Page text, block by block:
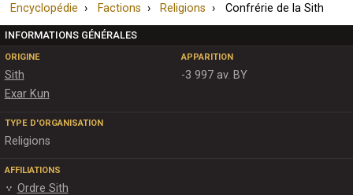
Encyclopédie Factions Religions Confrérie de la Sith
INFORMATIONS GÉNÉRALES
ORIGINE
Sith
Exar Kun
APPARITION
-3 997 av. BY
TYPE D'ORGANISATION
Religions
AFFILIATIONS
Ordre Sith